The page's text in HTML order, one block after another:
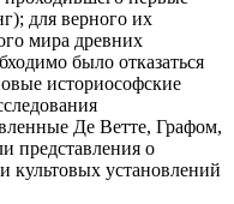
для верного их
мира древних
было отказаться
историософские
Де Ветте, Графом,
представления о
культовых установлений